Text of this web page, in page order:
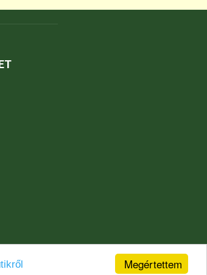
Megértettem
Kapcsolat